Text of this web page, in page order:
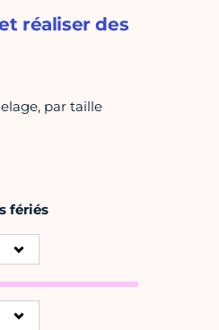
réaliser des
par taille
fériés